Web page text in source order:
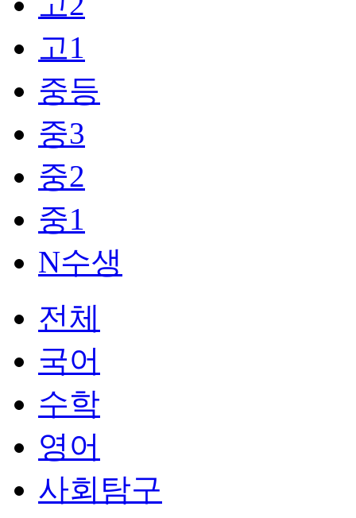
고1
중등
중3
중2
중1
N수생
전체
국어
수학
영어
사회탐구